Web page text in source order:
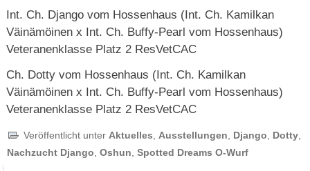
Int. Ch. Django vom Hossenhaus (Int. Ch. Kamilkan
Väinämöinen x Int. Ch. Buffy-Pearl vom Hossenhaus)
Veteranenklasse Platz 2 ResVetCAC
Ch. Dotty vom Hossenhaus (Int. Ch. Kamilkan
Väinämöinen x Int. Ch. Buffy-Pearl vom Hossenhaus)
Veteranenklasse Platz 2 ResVetCAC
Veröffentlicht unter Aktuelles,Ausstellungen, Django, Dotty,
Nachzucht Django,Oshun,Spotted Dreams O-Wurf